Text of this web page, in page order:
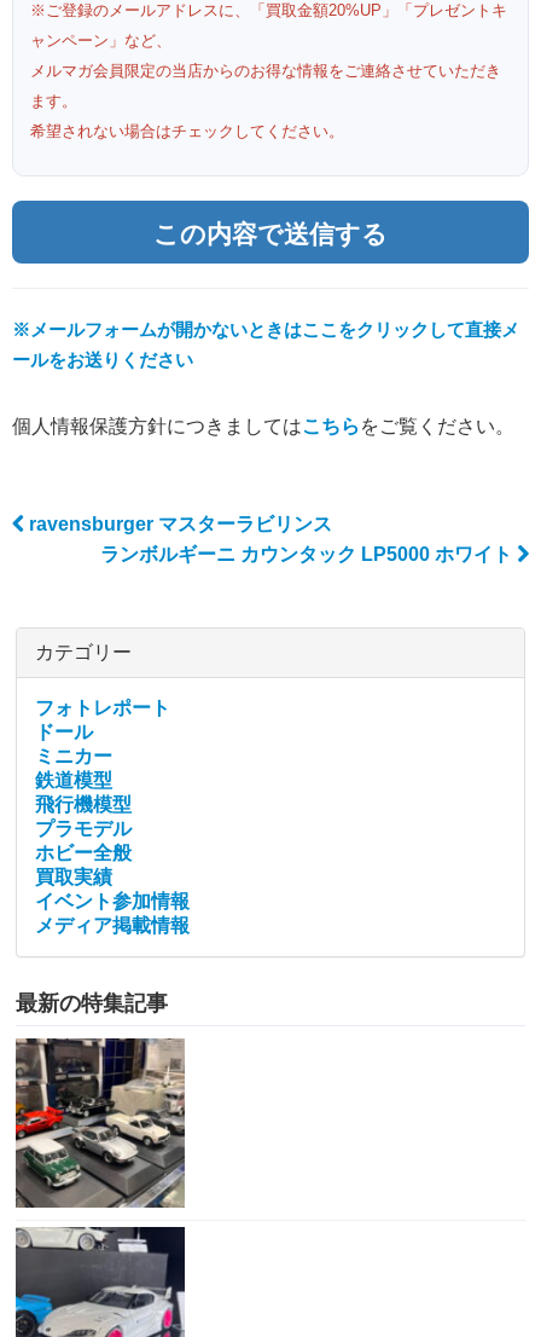
※ご登録のメールアドレスに、「買取金額20%UP」「プレゼントキ
ャンペーン」など、
メルマガ会員限定の当店からのお得な情報をご連絡させていただき
ます。
希望されない場合はチェックしてください。
※メールフォームが開かないときはここをクリックして直接メ
ールをお送りください
個人情報保護方針につきましてはこちら をご覧ください。
Post navigation
ravensburger マスターラビリンス
ランボルギーニ カウンタック LP5000 ホワイト
カテゴリー
フォトレポート
ドール
ミニカー
鉄道模型
飛行機模型
プラモデル
ホビー全般
買取実績
イベント参加情報
メディア掲載情報
最新の特集記事